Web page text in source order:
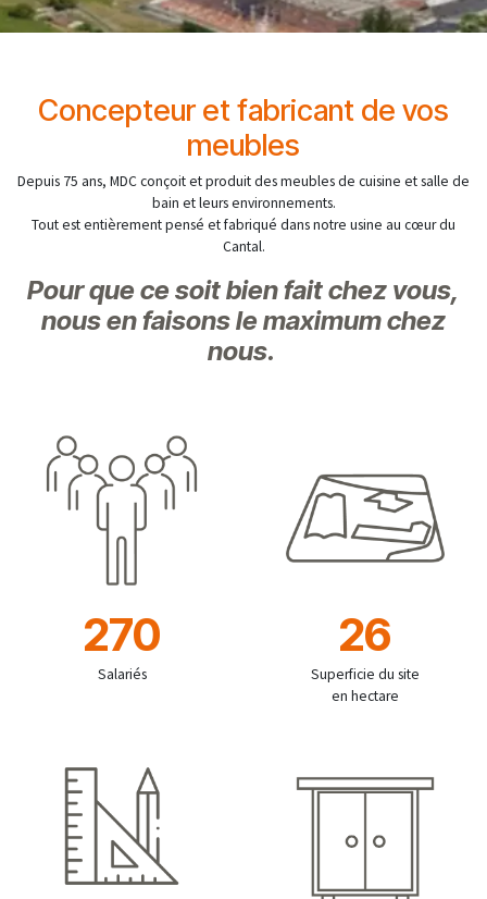
Concepteur et fabricant de vos
meubles
Depuis 75 ans, MDC conçoit et produit des meubles de cuisine et salle de
bain et leurs environnements.
Tout est entièrement pensé et fabriqué dans notre usine au cœur du
Cantal.
Pour que ce soit bien fait chez vous,
nous en faisons le maximum chez
nous.
270
Salariés
26
Superficie du site
en hectare